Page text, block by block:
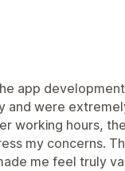
app
and were
working hours,
my concerns.
me feel truly